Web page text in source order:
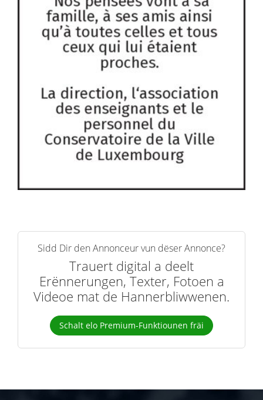
Sidd Dir den Annonceur vun dëser Annonce?
Trauert digital a deelt
Erënnerungen, Texter, Fotoen a
Videoe mat de Hannerbliwwenen.
Schalt elo Premium-Funktiounen fräi